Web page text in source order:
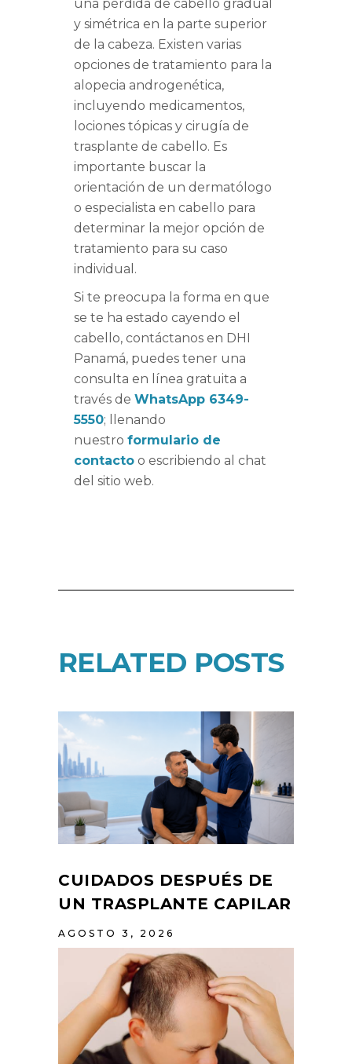
una pérdida de cabello gradual
y simétrica en la parte superior
de la cabeza. Existen varias
opciones de tratamiento para la
alopecia androgenética,
incluyendo medicamentos,
lociones tópicas y cirugía de
trasplante de cabello. Es
importante buscar la
orientación de un dermatólogo
o especialista en cabello para
determinar la mejor opción de
tratamiento para su caso
individual.
Si te preocupa la forma en que
se te ha estado cayendo el
cabello, contáctanos en DHI
Panamá, puedes tener una
consulta en línea gratuita a
través de WhatsApp 6349-
5550; llenando
nuestro formulario de
contacto o escribiendo al chat
del sitio web.
RELATED POSTS
CUIDADOS DESPUÉS DE
UN TRASPLANTE CAPILAR
AGOSTO 3, 2026